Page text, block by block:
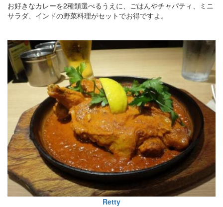
お好きなカレーを2種類選べるうえに、ごはんやチャパティ、ミニ
サラダ、インドの野菜料理がセットでお得ですよ。
Retty